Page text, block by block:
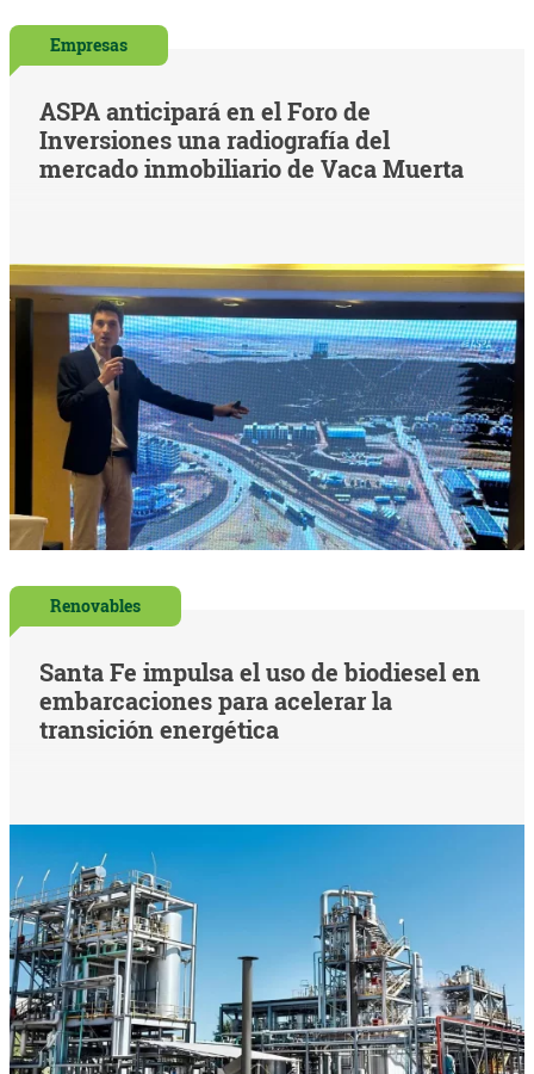
Empresas
ASPA anticipará en el Foro de
Inversiones una radiografía del
mercado inmobiliario de Vaca Muerta
Renovables
Santa Fe impulsa el uso de biodiesel en
embarcaciones para acelerar la
transición energética